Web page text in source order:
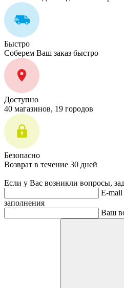
Быстро
Соберем Ваш заказ быстро
Доступно
40 магазинов, 19 городов
Безопасно
Возврат в течение 30 дней
Если у Вас возникли вопросы,
E-
заполнения
Ваш